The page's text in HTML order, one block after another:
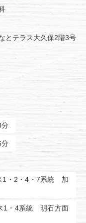
とテラス大久保2階3号
分
分
1・2・4・7系統 加
1・4系統 明石方面